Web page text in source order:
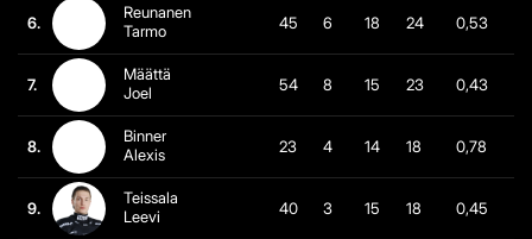
6.
Reunanen
Tarmo
45 6 18 24 0,53
7.
Määttä
Joel
54 8 15 23 0,43
8.
Binner
Alexis
23 4 14 18 0,78
9.
Teissala
Leevi
40 3 15 18 0,45